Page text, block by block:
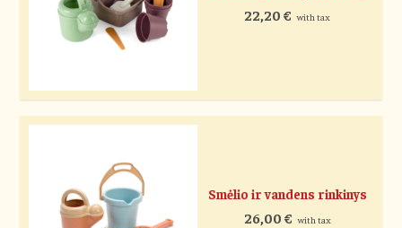
22,20€ with tax
Smėlio ir vandens rinkinys
26,00 € with tax